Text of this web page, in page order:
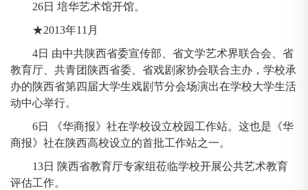
26日 培华艺术馆开馆。
★2013年11月
4日 由中共陕西省委宣传部、省文学艺术界联合会、省
教育厅、共青团陕西省委、省戏剧家协会联合主办，学校承
办的陕西省第四届大学生戏剧节分会场演出在学校大学生活
动中心举行。
6日 《华商报》社在学校设立校园工作站。这也是《华
商报》社在陕西高校设立的首批工作站之一。
13日 陕西省教育厅专家组莅临学校开展公共艺术教育
评估工作。